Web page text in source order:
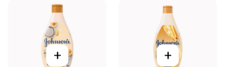
+
+